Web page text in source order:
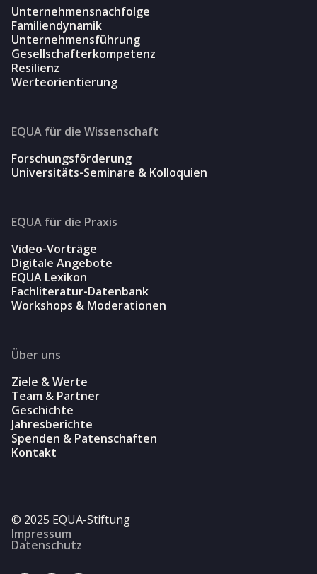
Unternehmensnachfolge
Familiendynamik
Unternehmensführung
Gesellschafterkompetenz
Resilienz
Werteorientierung
EQUA für die Wissenschaft
Forschungsförderung
Universitäts-Seminare & Kolloquien
EQUA für die Praxis
Video-Vorträge
Digitale Angebote
EQUA Lexikon
Fachliteratur-Datenbank
Workshops & Moderationen
Über uns
Ziele & Werte
Team & Partner
Geschichte
Jahresberichte
Spenden & Patenschaften
Kontakt
© 2025 EQUA-Stiftung
Impressum
Datenschutz